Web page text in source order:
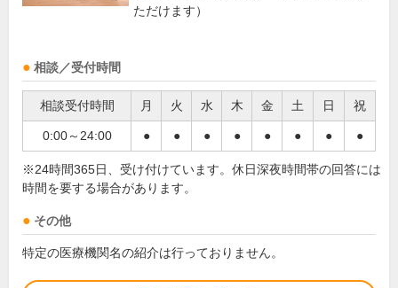
ただけます）
相談／受付時間
相談受付時間 月 火 水 木 金 土 日 祝
0:00～24:00 ● ● ● ● ● ● ● ●
※24時間365日、受け付けています。休日深夜時間帯の回答には
時間を要する場合があります。
その他
特定の医療機関名の紹介は行っておりません。